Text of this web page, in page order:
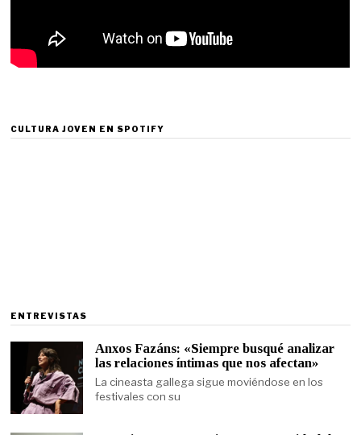
CULTURA JOVEN EN SPOTIFY
ENTREVISTAS
Anxos Fazáns: «Siempre busqué analizar
las relaciones íntimas que nos afectan»
La cineasta gallega sigue moviéndose en los
festivales con su